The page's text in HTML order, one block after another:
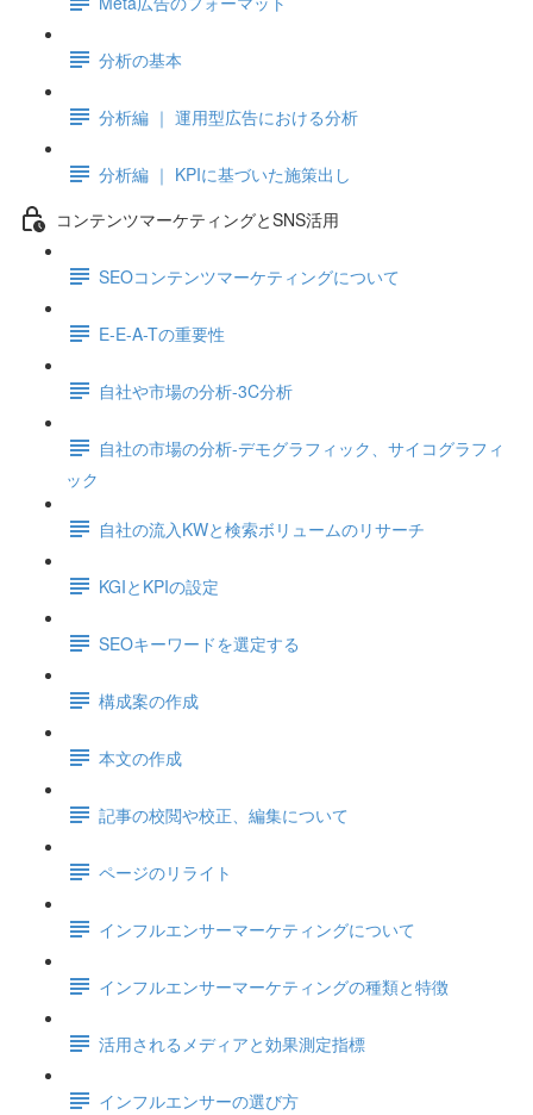
分析の基本
分析編 ｜ 運用型広告における分析
分析編 ｜ KPIに基づいた施策出し
コンテンツマーケティングとSNS活用
SEOコンテンツマーケティングについて
E-E-A-Tの重要性
自社や市場の分析-3C分析
自社の市場の分析-デモグラフィック、サイコグラフィ
ック
自社の流入KWと検索ボリュームのリサーチ
KGIとKPIの設定
SEOキーワードを選定する
構成案の作成
本文の作成
記事の校閲や校正、編集について
ページのリライト
インフルエンサーマーケティングについて
インフルエンサーマーケティングの種類と特徴
活用されるメディアと効果測定指標
インフルエンサーの選び方